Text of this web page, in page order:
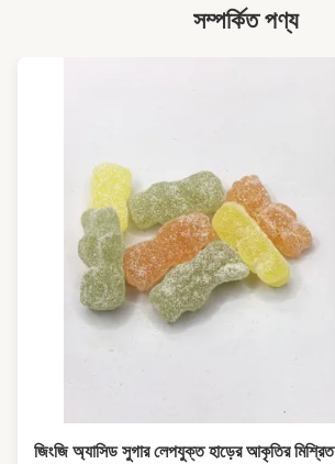
সম্পর্কিত পণ্য
জিংজি অ্যাসিড সুগার লেপযুক্ত হাড়ের আকৃতির মিশ্রিত